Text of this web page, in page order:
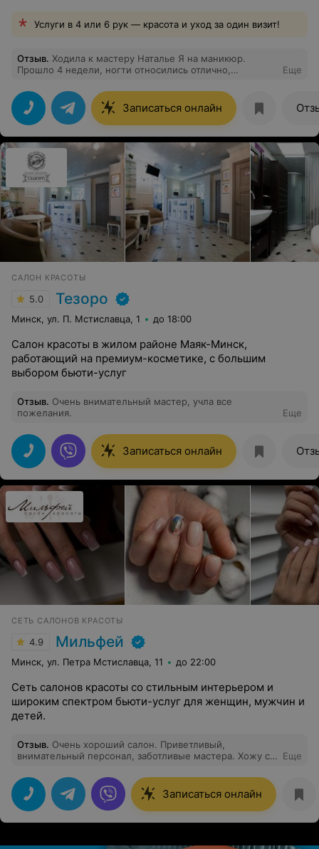
Услуги в 4 или 6 рук — красота и уход за один визит!
Отзыв. Ходила к мастеру Наталье Я на маникюр.
Прошло 4 недели, ногти относились отлично,
мастеров
Еще
Записаться онлайн
САЛОН КРАСОТЫ
5.0 Тезоро
Минск, ул. П. Мстиславца, 1 до 18:00
Салон красоты в жилом районе Маяк-Минск,
работающий на премиум-косметике, с большим
выбором бьюти-услуг
Отзыв. Очень внимательный мастер, учла все
пожелания.
Еще
Записаться онлайн
СЕТЬ САЛОНОВ КРАСОТЫ
4.9 Мильфей
Минск, ул. Петра Мстиславца, 11 до 22:00
Сеть салонов красоты со стильным интерьером и
широким спектром бьюти-услуг для женщин, мужчин и
детей.
Отзыв. Очень хороший салон. Приветливый,
внимательный персонал, заботливые мастера. Хожу с
Еще
Записаться онлайн